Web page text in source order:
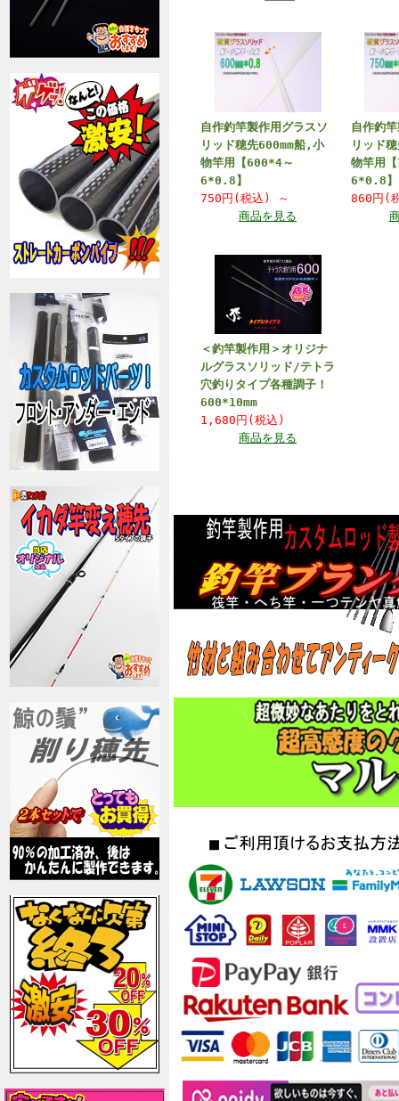
自作釣竿製作用グラスソ
リッド穂先600mm船,小
物竿用【600*4～
6*0.8】
750円(税込)
～
商品を見る
自作釣
リッド
物竿用
6*0.8】
860円(
＜釣竿製作用＞オリジナ
ルグラスソリッド/テトラ
穴釣りタイプ各種調子！
600*10mm
1,680円(税込)
商品を見る